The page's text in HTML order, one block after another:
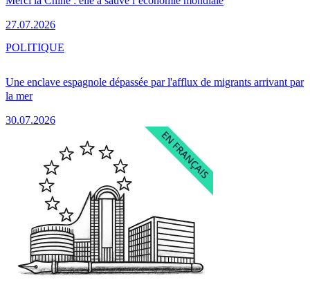
27.07.2026
Une enclave espagnole dépassée par l'afflux de migrants arrivant par
la mer
30.07.2026
POLITIQUE